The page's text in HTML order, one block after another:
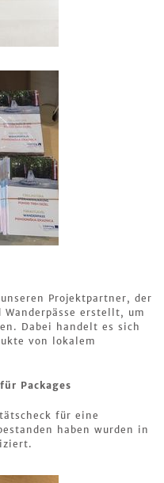
Projektpartner, der
erstellt, um
Dabei handelt es sich
von lokalem
Packages
für eine
haben wurden in